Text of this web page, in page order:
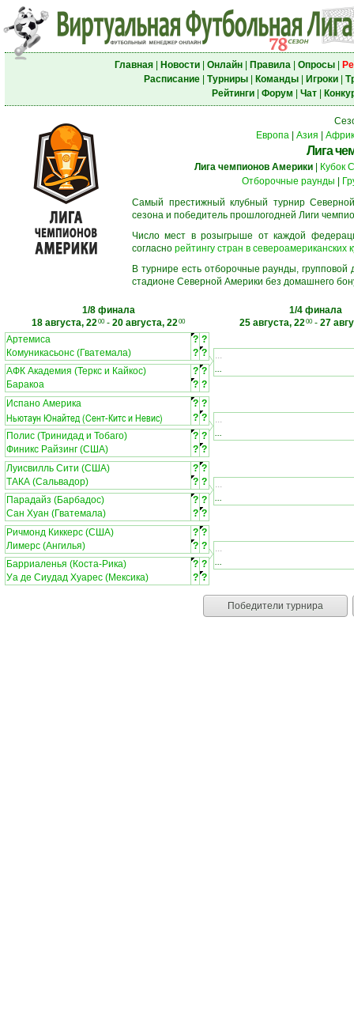
Главная| Новости| Онлайн| Правила| Опросы|
Расписание| Турниры| Команды| Игроки|
Рейтинги| Форум Чат|
Европа| Азия
Лига
Лига чемпионов Америки
Кубок
Отборочные раунды
Самый престижный клубный турнир
сезона и победитель прошлогодней Лиги
Число мест в розыгрыше от каждой
согласно рейтингу стран в североамериканских
В турнире есть отборочные раунды,
стадионе Северной Америки без домашнего
1/8 финала
18 августа, 2200- 20 августа, 2200
1/4 финала
25 августа, 2200- 27
Артемиса
? ?
Комуникасьонс (Гватемала)
? ?
АФК Академия (Теркс и Кайкос)
? ?
Баракоа
? ?
...
...
Испано Америка ? ?
Ньютаун Юнайтед (Сент-Китс и Невис) ? ?
Полис (Тринидад и Тобаго)
? ?
Финикс Райзинг (США)
? ?
...
...
Луисвилль Сити (США) ? ?
ТАКА (Сальвадор)
? ?
Парадайз (Барбадос)
? ?
Сан Хуан (Гватемала)
? ?
...
...
Ричмонд Киккерс (США) ? ?
Лимерс (Ангилья)
? ?
Барриаленья (Коста-Рика)
? ?
Уа де Сиудад Хуарес (Мексика)
? ?
...
...
Победители турнира